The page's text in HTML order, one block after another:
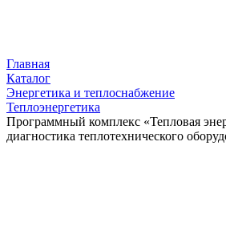
Главная
Каталог
Энергетика и теплоснабжение
Теплоэнергетика
Программный комплекс «Тепловая
диагностика теплотехнического